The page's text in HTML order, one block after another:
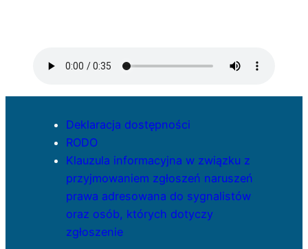
Deklaracja dostępności
RODO
Klauzula informacyjna w związku z
przyjmowaniem zgłoszeń naruszeń
prawa adresowana do sygnalistów
oraz osób, których dotyczy
zgłoszenie